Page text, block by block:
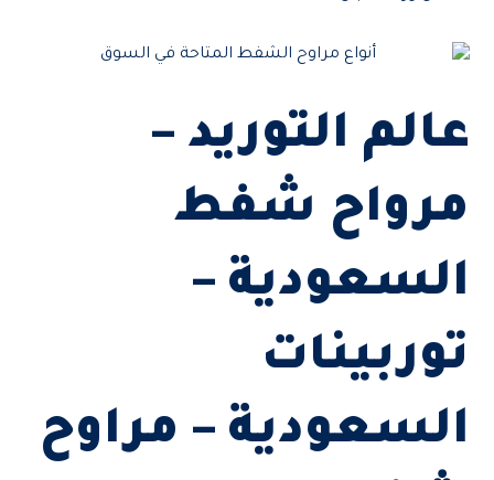
عالم التوريد –
مرواح شفط
السعودية –
توربينات
السعودية – مراوح